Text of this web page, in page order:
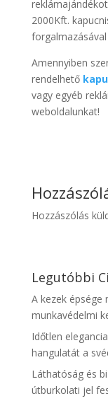
2000Kft.
Amennyiben
rendelhető
vagy egyéb
weboldalunkat!
Hozzászólás
Legutóbbi
A kezek épsége
munkavédelmi
Időtlen
hangulatát a
Láthatóság és
útburkolati jel